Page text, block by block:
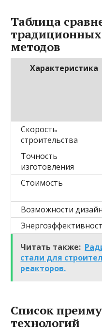
Таблица
методов
Характеристика
Скорость
строительства
Точность
изготовления
Стоимость
Возможности
Читать также:
стали для
реакторов.
Список
технологий